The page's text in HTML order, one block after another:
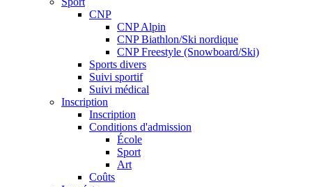
CNP
CNP Alpin
CNP Biathlon/Ski nordique
CNP Freestyle (Snowboard/Ski)
Sports divers
Suivi sportif
Suivi médical
Inscription
Inscription
Conditions d'admission
École
Sport
Art
Coûts